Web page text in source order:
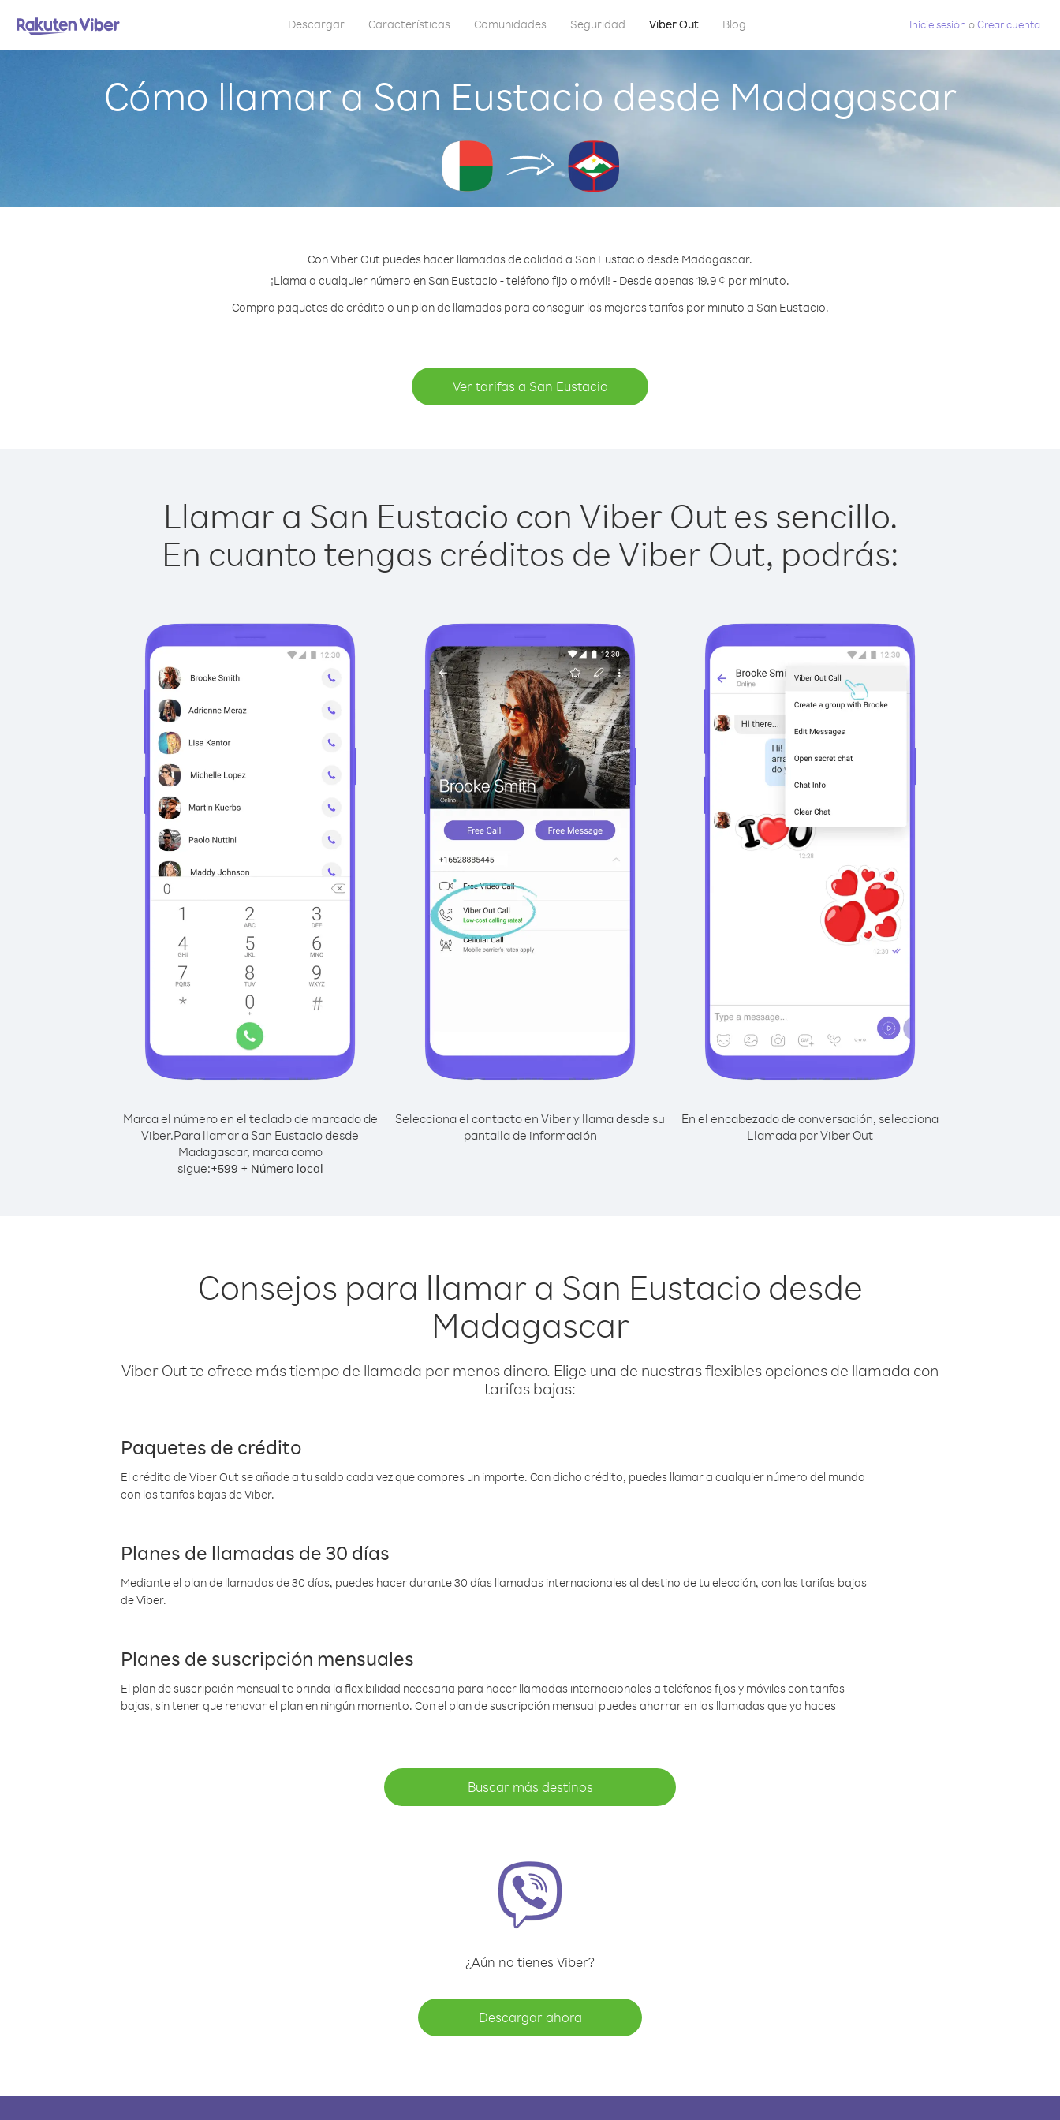
Descargar Características Comunidades Seguridad Viber Out Blog Inicie sesión oCrear cuenta
Cómo llamar a San Eustacio desde Madagascar
Con Viber Out puedes hacer llamadas de calidad a San Eustacio desde Madagascar.
¡Llama a cualquier número en San Eustacio - teléfono fijo o móvil! - Desde apenas 19.9 ¢ por minuto.
Compra paquetes de crédito o un plan de llamadas para conseguir las mejores tarifas por minuto a San Eustacio.
Ver tarifas a San Eustacio
Llamar a San Eustacio con Viber Out es sencillo.
En cuanto tengas créditos de Viber Out, podrás:
Marca el número en el teclado de marcado de
Viber.Para llamar a San Eustacio desde
Madagascar, marca como
sigue:+599 + Número local
Selecciona el contacto en Viber y llama desde su
pantalla de información
En el encabezado de conversación, selecciona
Llamada por Viber Out
Consejos para llamar a San Eustacio desde
Madagascar
Viber Out te ofrece más tiempo de llamada por menos dinero. Elige una de nuestras flexibles opciones de llamada con
tarifas bajas:
Paquetes de crédito
El crédito de Viber Out se añade a tu saldo cada vez que compres un importe. Con dicho crédito, puedes llamar a cualquier número del mundo
con las tarifas bajas de Viber.
Planes de llamadas de 30 días
Mediante el plan de llamadas de 30 días, puedes hacer durante 30 días llamadas internacionales al destino de tu elección, con las tarifas bajas
de Viber.
Planes de suscripción mensuales
El plan de suscripción mensual te brinda la flexibilidad necesaria para hacer llamadas internacionales a teléfonos fijos y móviles con tarifas
bajas, sin tener que renovar el plan en ningún momento. Con el plan de suscripción mensual puedes ahorrar en las llamadas que ya haces
Buscar más destinos
¿Aún no tienes Viber?
Descargar ahora